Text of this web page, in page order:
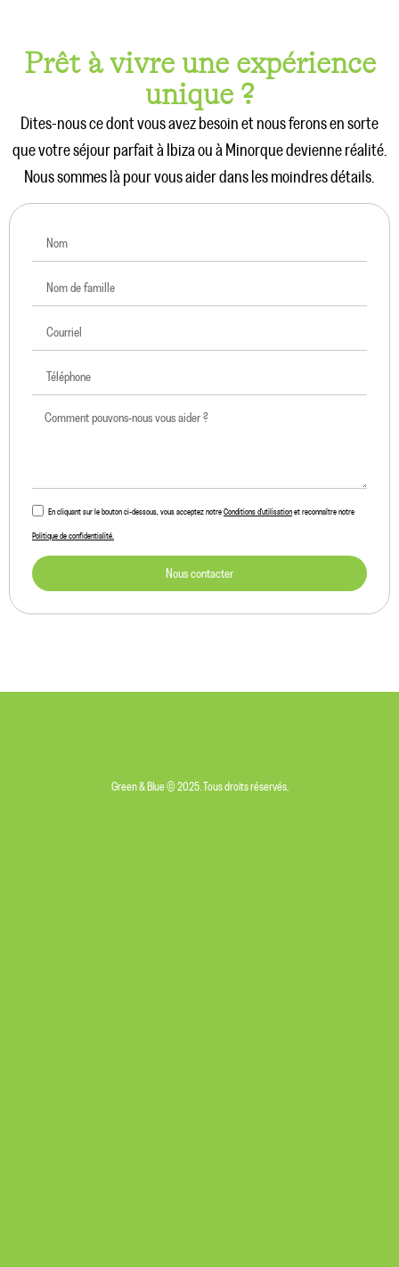
Prêt à vivre une expérience
unique ?
Dites-nous ce dont vous avez besoin et nous ferons en sorte
que votre séjour parfait à Ibiza ou à Minorque devienne réalité.
Nous sommes là pour vous aider dans les moindres détails.
En cliquant sur le bouton ci-dessous, vous acceptez notre Conditions d'utilisation et reconnaître notre
Politique de confidentialité.
Nous contacter
Green & Blue © 2025. Tous droits réservés.